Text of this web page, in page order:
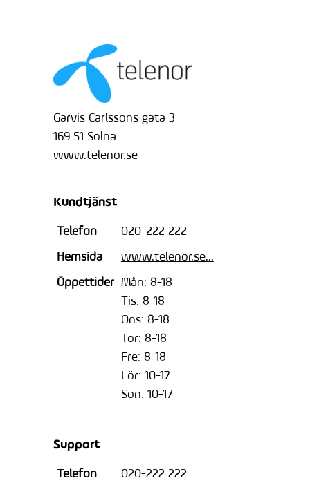
Garvis Carlssons gata 3
169 51 Solna
www.telenor.se
Kundtjänst
Telefon
020-222 222
Hemsida
www.telenor.se...
Öppettider Mån: 8-18
Tis: 8-18
Ons: 8-18
Tor: 8-18
Fre: 8-18
Lör: 10-17
Sön: 10-17
Support
Telefon
020-222 222